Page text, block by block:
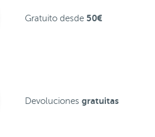
Gratuito desde 50€
Devoluciones gratuitas